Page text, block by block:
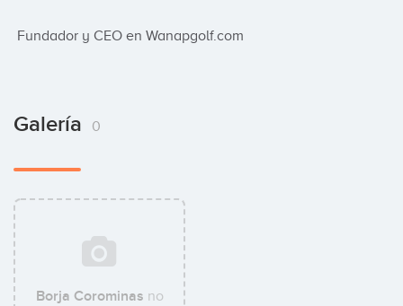
Fundador y CEO en Wanapgolf.com
Galería 0
Borja Corominas no